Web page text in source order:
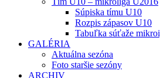
Súpiska tímu U10
Rozpis zápasov U10
Tabuľka súťaže
GALÉRIA
Aktuálna sezóna
Foto staršie sezóny
ARCHIV